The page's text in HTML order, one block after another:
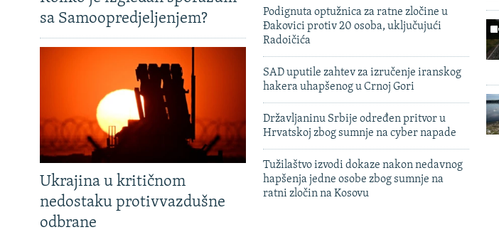
sa Samoopredjeljenjem?
Ukrajina u kritičnom
nedostaku protivvazdušne
odbrane
Podignuta optužnica za ratne zločine u
Đakovici protiv 20 osoba, uključujući
Radoičića
SAD uputile zahtev za izručenje iranskog
hakera uhapšenog u Crnoj Gori
Državljaninu Srbije određen pritvor u
Hrvatskoj zbog sumnje na cyber napade
Tužilaštvo izvodi dokaze nakon nedavnog
hapšenja jedne osobe zbog sumnje na
ratni zločin na Kosovu